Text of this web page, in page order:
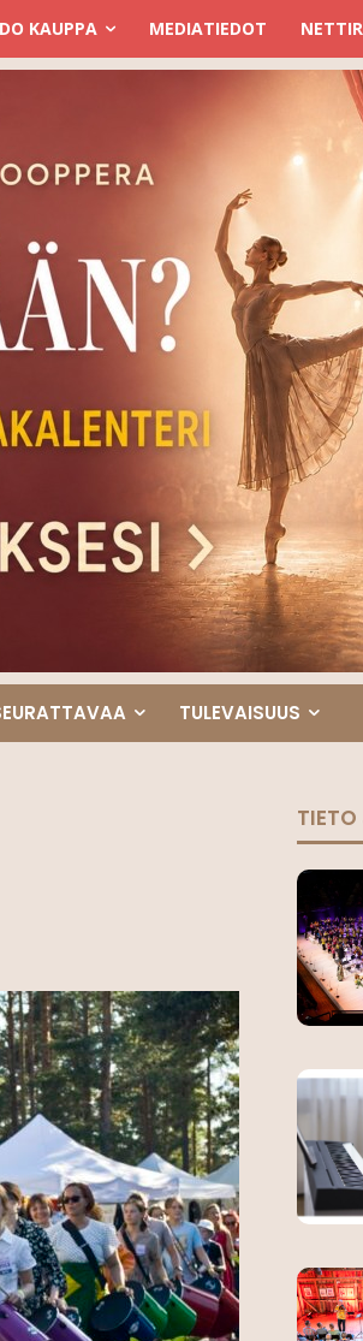
KAUPPA MEDIATIEDOT
TULEVAISUUS